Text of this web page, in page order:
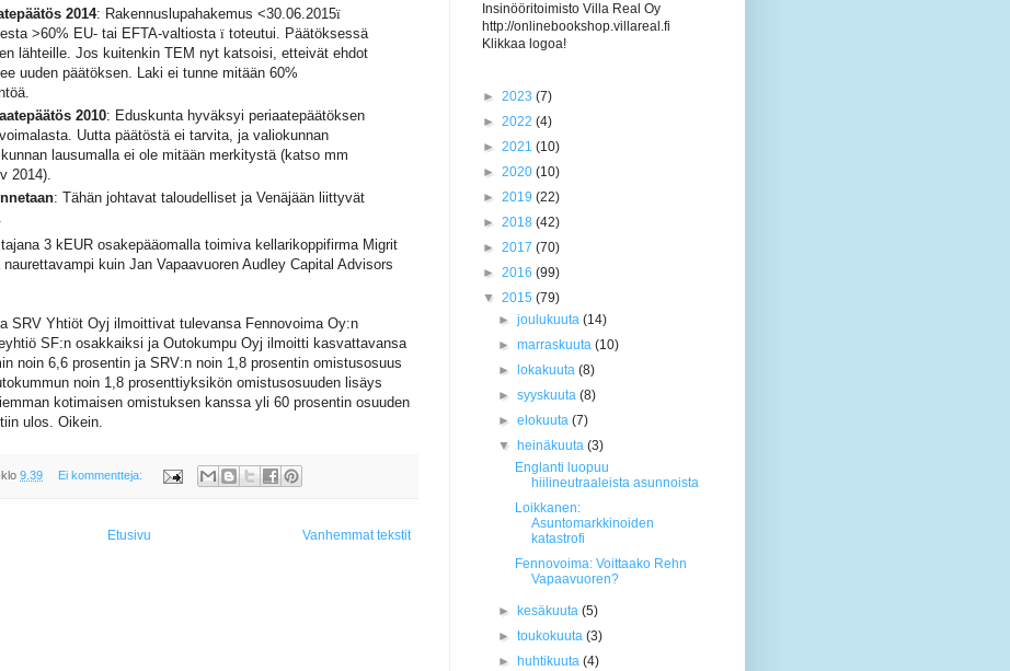
2014: Rakennuslupahakemus <30.06.2015ï
>60% EU- tai EFTA-valtiosta ï toteutui. Päätöksessä
lähteille. Jos kuitenkin TEM nyt katsoisi, etteivät ehdot
uuden päätöksen. Laki ei tunne mitään 60%
2010: Eduskunta hyväksyi periaatepäätöksen
Uutta päätöstä ei tarvita, ja valiokunnan
lausumalla ei ole mitään merkitystä (katso mm
2014).
: Tähän johtavat taloudelliset ja Venäjään liittyvät
3 kEUR osakepääomalla toimiva kellarikoppifirma Migrit
kuin Jan Vapaavuoren Audley Capital Advisors
SRV Yhtiöt Oyj ilmoittivat tulevansa Fennovoima Oy:n
SF:n osakkaiksi ja Outokumpu Oyj ilmoitti kasvattavansa
noin 6,6 prosentin ja SRV:n noin 1,8 prosentin omistusosuus
noin 1,8 prosenttiyksikön omistusosuuden lisäys
kotimaisen omistuksen kanssa yli 60 prosentin osuuden
ulos. Oikein.
klo 9.39 Ei kommentteja:
Vanhemmat tekstit
Etusivu
Insinööritoimisto Villa Real Oy
http://onlinebookshop.villareal.fi
Klikkaa logoa!
► 2023 (7)
► 2022 (4)
► 2021 (10)
► 2020 (10)
► 2019 (22)
► 2018 (42)
► 2017 (70)
► 2016 (99)
▼ 2015 (79)
►joulukuuta(14)
►marraskuuta(10)
►
lokakuuta(8)
►syyskuuta(8)
►elokuuta(7)
▼
heinäkuuta(3)
Englanti luopuu
hiilineutraaleista asunnoista
Loikkanen:
Asuntomarkkinoiden
katastrofi
Fennovoima: Voittaako Rehn
Vapaavuoren?
► kesäkuuta(5)
►toukokuuta(3)
►
huhtikuuta(4)